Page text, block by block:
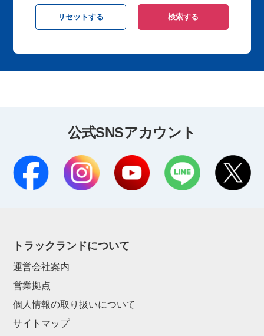
公式SNSアカウント
トラックランドについて
運営会社案内
営業拠点
個人情報の取り扱いについて
サイトマップ